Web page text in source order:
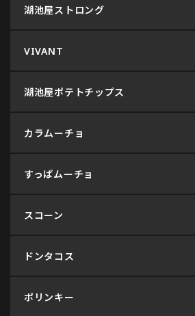
湖池屋ストロング
VIVANT
湖池屋ポテトチップス
カラムーチョ
すっぱムーチョ
スコーン
ドンタコス
ポリンキー